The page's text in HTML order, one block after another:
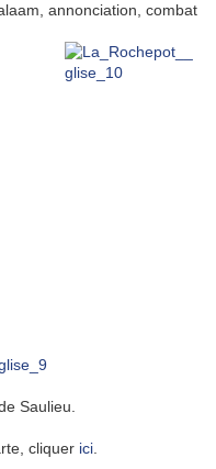
annonciation, combat
Saulieu.
cliquer ici